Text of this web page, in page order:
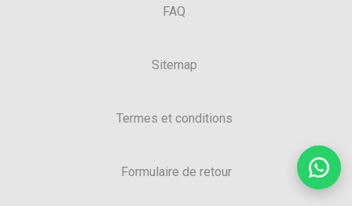
FAQ
Sitemap
Termes et conditions
Formulaire de retour